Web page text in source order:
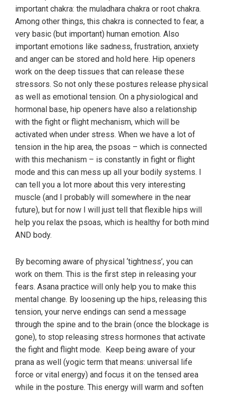
important chakra: the muladhara chakra or root chakra.
Among other things, this chakra is connected to fear, a
very basic (but important) human emotion. Also
important emotions like sadness, frustration, anxiety
and anger can be stored and hold here. Hip openers
work on the deep tissues that can release these
stressors. So not only these postures release physical
as well as emotional tension. On a physiological and
hormonal base, hip openers have also a relationship
with the fight or flight mechanism, which will be
activated when under stress. When we have a lot of
tension in the hip area, the psoas – which is connected
with this mechanism – is constantly in fight or flight
mode and this can mess up all your bodily systems. I
can tell you a lot more about this very interesting
muscle (and I probably will somewhere in the near
future), but for now I will just tell that flexible hips will
help you relax the psoas, which is healthy for both mind
AND body.
By becoming aware of physical ‘tightness’, you can
work on them. This is the first step in releasing your
fears. Asana practice will only help you to make this
mental change. By loosening up the hips, releasing this
tension, your nerve endings can send a message
through the spine and to the brain (once the blockage is
gone), to stop releasing stress hormones that activate
the fight and flight mode. Keep being aware of your
prana as well (yogic term that means: universal life
force or vital energy) and focus it on the tensed area
while in the posture. This energy will warm and soften